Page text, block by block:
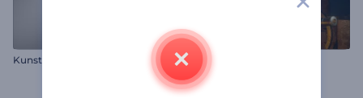
Kunststoff Logoanimation